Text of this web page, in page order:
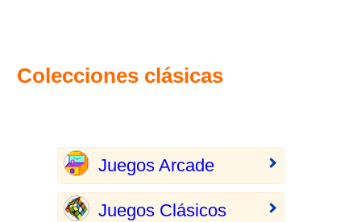
Colecciones clásicas
Juegos Arcade
Juegos Clásicos